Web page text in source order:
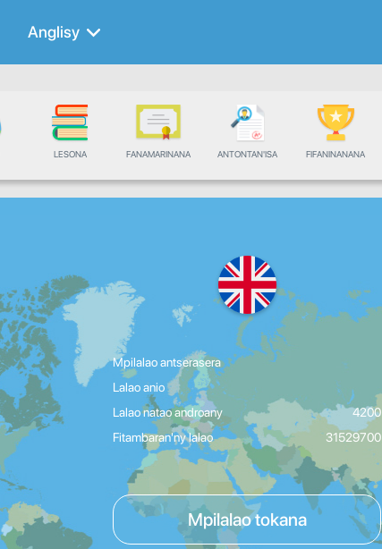
Anglisy
LESONA FANAMARINANA ANTONTAN'ISA FIFANINANANA
Mpilalao antserasera
Lalao anio
Lalao natao androany
4200
Fitambaran'ny lalao
31529700
Mpilalao tokana